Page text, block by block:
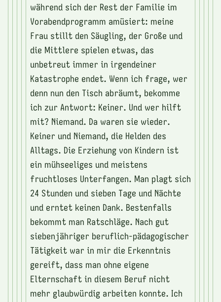
während sich der Rest der Familie im
Vorabendprogramm amüsiert: meine
Frau stillt den Säugling, der Große und
die Mittlere spielen etwas, das
unbetreut immer in irgendeiner
Katastrophe endet. Wenn ich frage, wer
denn nun den Tisch abräumt, bekomme
ich zur Antwort: Keiner. Und wer hilft
mit? Niemand. Da waren sie wieder.
Keiner und Niemand, die Helden des
Alltags. Die Erziehung von Kindern ist
ein mühseeliges und meistens
fruchtloses Unterfangen. Man plagt sich
24 Stunden und sieben Tage und Nächte
und erntet keinen Dank. Bestenfalls
bekommt man Ratschläge. Nach gut
siebenjähriger beruflich-pädagogischer
Tätigkeit war in mir die Erkenntnis
gereift, dass man ohne eigene
Elternschaft in diesem Beruf nicht
mehr glaubwürdig arbeiten konnte. Ich